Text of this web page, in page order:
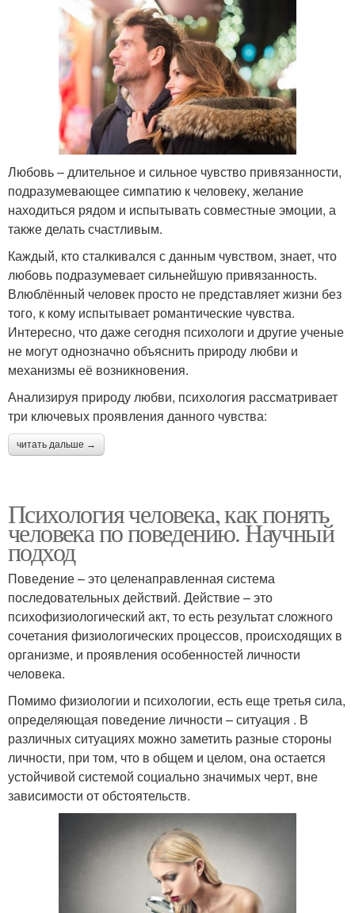
Любовь – длительное и сильное чувство привязанности,
подразумевающее симпатию к человеку, желание
находиться рядом и испытывать совместные эмоции, а
также делать счастливым.
Каждый, кто сталкивался с данным чувством, знает, что
любовь подразумевает сильнейшую привязанность.
Влюблённый человек просто не представляет жизни без
того, к кому испытывает романтические чувства.
Интересно, что даже сегодня психологи и другие ученые
не могут однозначно объяснить природу любви и
механизмы её возникновения.
Анализируя природу любви, психология рассматривает
три ключевых проявления данного чувства:
читать дальше →
Психология человека, как понять
человека по поведению. Научный
подход
Поведение – это целенаправленная система
последовательных действий. Действие – это
психофизиологический акт, то есть результат сложного
сочетания физиологических процессов, происходящих в
организме, и проявления особенностей личности
человека.
Помимо физиологии и психологии, есть еще третья сила,
определяющая поведение личности – ситуация . В
различных ситуациях можно заметить разные стороны
личности, при том, что в общем и целом, она остается
устойчивой системой социально значимых черт, вне
зависимости от обстоятельств.